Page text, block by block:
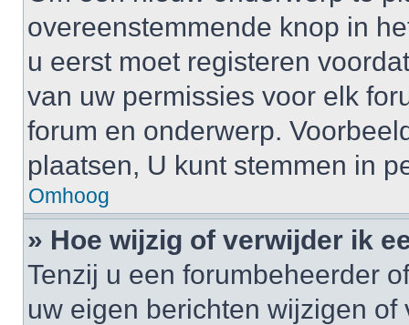
overeenstemmende knop in
u eerst moet registeren
van uw permissies voor elk
forum en onderwerp.
plaatsen, U kunt stemmen in
Omhoog
» Hoe wijzig of verwijder ik
Tenzij u een forumbeheerder
uw eigen berichten wijzigen